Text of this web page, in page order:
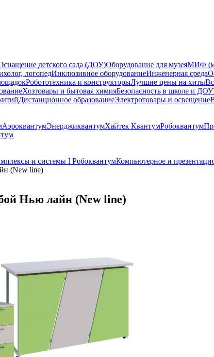
детского сада (ДОУ)Оборудование для музеяМИФ
логопедИнклюзивное оборудованиеИнженерная среда
Робототехника и конструкторыЛучшие цены на хиты
Хозтовары и бытовая химияБезопасность в школе и ДОУ
Дистанционное образованиеЭлектротовары и освещение
АэроквантумЭнерджиквантумХайтек КвантумРобоквантум
и системы I РобоквантумКомпьютерное и
(New line)
Нью лайн (New line)